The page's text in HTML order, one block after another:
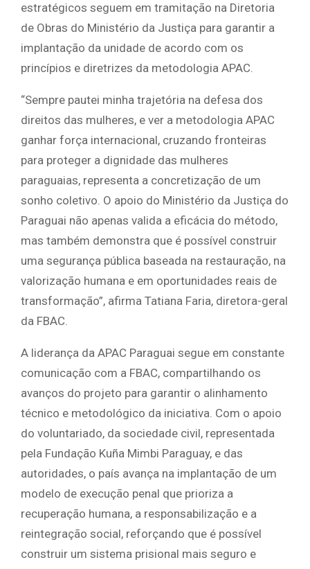
estratégicos seguem em tramitação na Diretoria
de Obras do Ministério da Justiça para garantir a
implantação da unidade de acordo com os
princípios e diretrizes da metodologia APAC.
“Sempre pautei minha trajetória na defesa dos
direitos das mulheres, e ver a metodologia APAC
ganhar força internacional, cruzando fronteiras
para proteger a dignidade das mulheres
paraguaias, representa a concretização de um
sonho coletivo. O apoio do Ministério da Justiça do
Paraguai não apenas valida a eficácia do método,
mas também demonstra que é possível construir
uma segurança pública baseada na restauração, na
valorização humana e em oportunidades reais de
transformação”, afirma Tatiana Faria, diretora-geral
da FBAC.
A liderança da APAC Paraguai segue em constante
comunicação com a FBAC, compartilhando os
avanços do projeto para garantir o alinhamento
técnico e metodológico da iniciativa. Com o apoio
do voluntariado, da sociedade civil, representada
pela Fundação Kuña Mimbi Paraguay, e das
autoridades, o país avança na implantação de um
modelo de execução penal que prioriza a
recuperação humana, a responsabilização e a
reintegração social, reforçando que é possível
construir um sistema prisional mais seguro e